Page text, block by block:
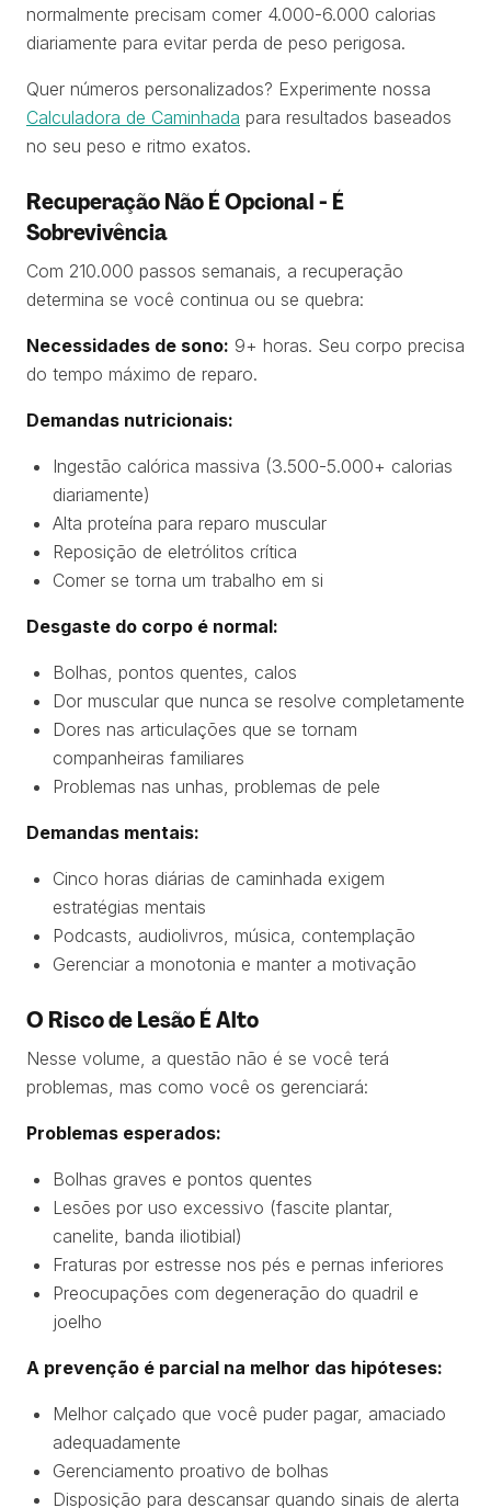
normalmente precisam comer 4.000-6.000 calorias
diariamente para evitar perda de peso perigosa.
Quer números personalizados? Experimente nossa
Calculadora de Caminhada para resultados baseados
no seu peso e ritmo exatos.
Recuperação Não É Opcional - É
Sobrevivência
Com 210.000 passos semanais, a recuperação
determina se você continua ou se quebra:
Necessidades de sono: 9+ horas. Seu corpo precisa
do tempo máximo de reparo.
Demandas nutricionais:
Ingestão calórica massiva (3.500-5.000+ calorias
diariamente)
Alta proteína para reparo muscular
Reposição de eletrólitos crítica
Comer se torna um trabalho em si
Desgaste do corpo é normal:
Bolhas, pontos quentes, calos
Dor muscular que nunca se resolve completamente
Dores nas articulações que se tornam
companheiras familiares
Problemas nas unhas, problemas de pele
Demandas mentais:
Cinco horas diárias de caminhada exigem
estratégias mentais
Podcasts, audiolivros, música, contemplação
Gerenciar a monotonia e manter a motivação
O Risco de Lesão É Alto
Nesse volume, a questão não é se você terá
problemas, mas como você os gerenciará:
Problemas esperados:
Bolhas graves e pontos quentes
Lesões por uso excessivo (fascite plantar,
canelite, banda iliotibial)
Fraturas por estresse nos pés e pernas inferiores
Preocupações com degeneração do quadril e
joelho
A prevenção é parcial na melhor das hipóteses:
Melhor calçado que você puder pagar, amaciado
adequadamente
Gerenciamento proativo de bolhas
Disposição para descansar quando sinais de alerta